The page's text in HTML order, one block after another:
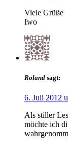
Viele Grüße
Iwo
Roland sagt:
6. Juli 2012
Als stiller
möchte ich